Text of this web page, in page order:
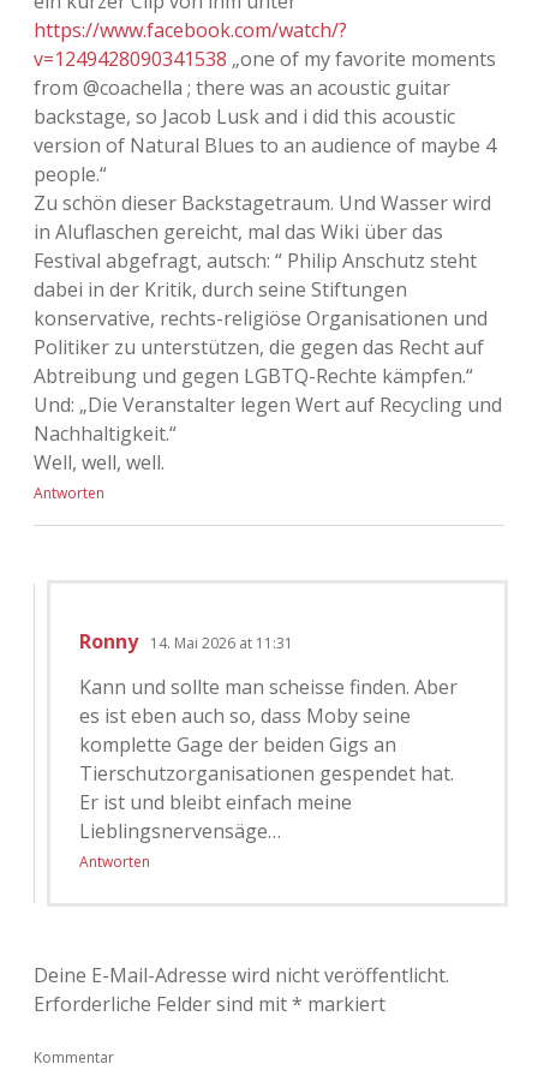
https://www.facebook.com/watch/?
v=1249428090341538 „one of my favorite moments
from @coachella ; there was an acoustic guitar
backstage, so Jacob Lusk and i did this acoustic
version of Natural Blues to an audience of maybe 4
people.“
Zu schön dieser Backstagetraum. Und Wasser wird
in Aluflaschen gereicht, mal das Wiki über das
Festival abgefragt, autsch: “ Philip Anschutz steht
dabei in der Kritik, durch seine Stiftungen
konservative, rechts-religiöse Organisationen und
Politiker zu unterstützen, die gegen das Recht auf
Abtreibung und gegen LGBTQ-Rechte kämpfen.“
Und: „Die Veranstalter legen Wert auf Recycling und
Nachhaltigkeit.“
Well, well, well.
Antworten
Ronny 14. Mai 2026 at 11:31
Kann und sollte man scheisse finden. Aber
es ist eben auch so, dass Moby seine
komplette Gage der beiden Gigs an
Tierschutzorganisationen gespendet hat.
Er ist und bleibt einfach meine
Lieblingsnervensäge…
Antworten
Deine E-Mail-Adresse wird nicht veröffentlicht.
Erforderliche Felder sind mit* markiert
Kommentar